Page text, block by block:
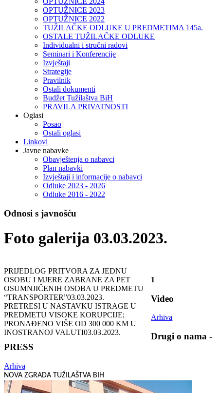
OPTUŽNICE 2023
OPTUŽNICE 2022
TUŽILAČKE ODLUKE U PREDMETIMA 145a.
OSTALE TUŽILAČKE ODLUKE
Individualni i stručni radovi
Seminari i Konferencije
Izvještaji
Strategije
Pravilnik
Ostali dokumenti
Budžet Tužilaštva BiH
PRAVILA PRIVATNOSTI
Oglasi
Posao
Ostali oglasi
Linkovi
Javne nabavke
Obavještenja o nabavci
Plan nabavki
Izvještaji i informacije o nabavci
Odluke 2023 - 2026
Odluke 2016 - 2022
Odnosi s javnošću
Foto galerija 03.03.2023.
PRIJEDLOG PRITVORA ZA JEDNU
OSOBU I MJERE ZABRANE ZA PET
OSUMNJIČENIH OSOBA U PREDMETU
“TRANSPORTER”03.03.2023.
PRETRESI U NASTAVKU ISTRAGE U
PREDMETU VISOKE KORUPCIJE;
PRONAĐENO VIŠE OD 300 000 KM U
INOSTRANOJ VALUTI03.03.2023.
1
Video
Arhiva
Drugi o nama -
PRESS
Arhiva
NOVA ZGRADA TUŽILAŠTVA BIH